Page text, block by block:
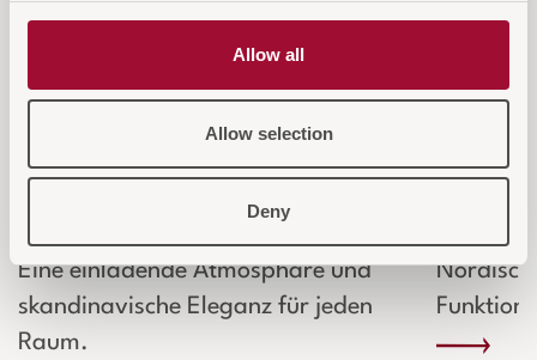
Allow all
Allow selection
Deny
NORDIK Tischleuchte
Eine einladende Atmosphäre und
skandinavische Eleganz für jeden
Raum.